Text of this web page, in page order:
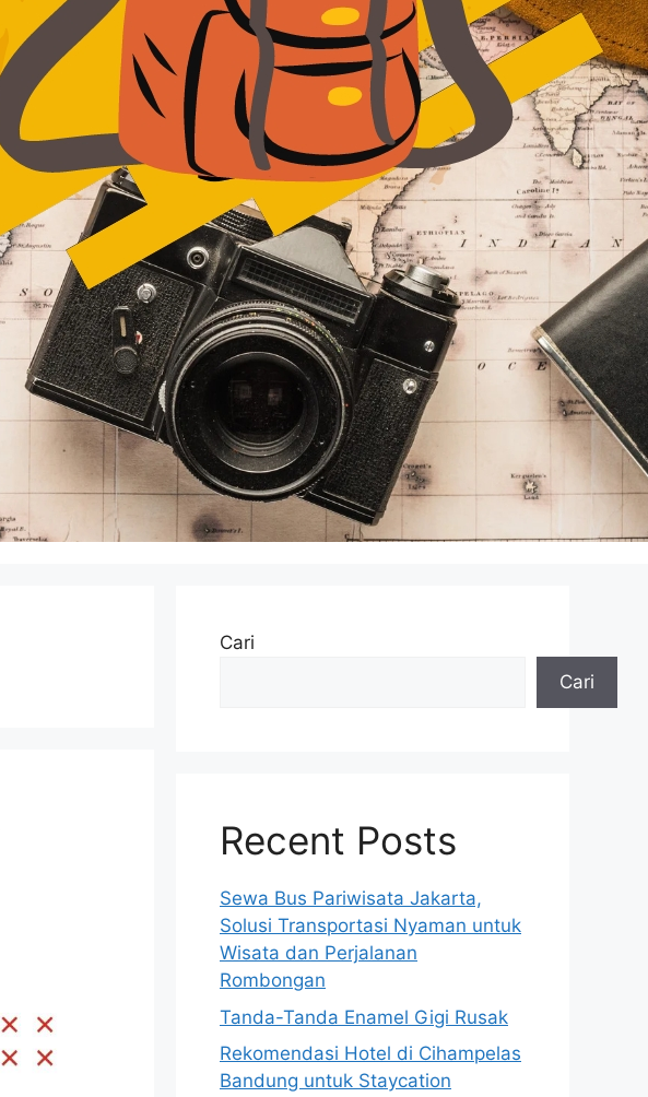
Cari
Cari
Recent Posts
Sewa Bus Pariwisata Jakarta,
Solusi Transportasi Nyaman untuk
Wisata dan Perjalanan
Rombongan
Tanda-Tanda Enamel Gigi Rusak
Rekomendasi Hotel di Cihampelas
Bandung untuk Staycation